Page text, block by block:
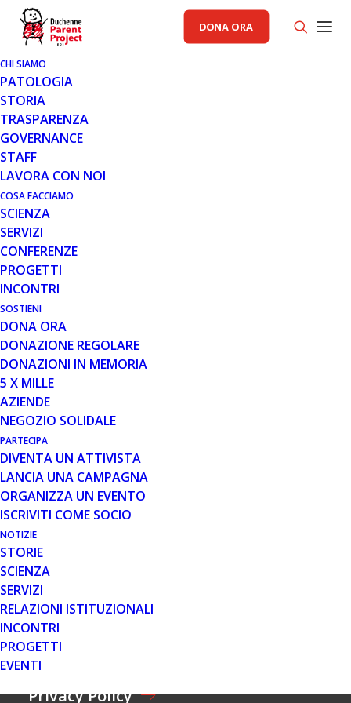
DONA ORA
CHI SIAMO
PATOLOGIA
STORIA
TRASPARENZA
GOVERNANCE
STAFF
LAVORA CON NOI
COSA FACCIAMO
SCIENZA
SERVIZI
CONFERENZE
PROGETTI
INCONTRI
SOSTIENI
DONA ORA
DONAZIONE REGOLARE
DONAZIONI IN MEMORIA
5 X MILLE
AZIENDE
NEGOZIO SOLIDALE
PARTECIPA
DIVENTA UN ATTIVISTA
LANCIA UNA CAMPAGNA
ORGANIZZA UN EVENTO
ISCRIVITI COME SOCIO
NOTIZIE
STORIE
SCIENZA
SERVIZI
RELAZIONI ISTITUZIONALI
INCONTRI
PROGETTI
EVENTI
Via Pietro de Francisci, 36, 00165, Roma
Tel
info@parentproject.it
parentprojectonlus@pec.it
Iscriviti alla newsletter
A
C
C
E
T
T
Z
I
O
N
E
*
C
O
G
N
O
M
E
N
O
E
*
C
O
G
N
O
M
E
*
E
M
A
I
L
*
A
C
C
E
T
T
A
Z
I
O
N
E
*
Accetti i nostri termini sulla Privacy Policy.
Famiglie e Pazienti
Area Materiali
Privacy Policy